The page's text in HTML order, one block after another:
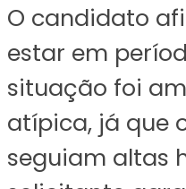
O candidato
estar em
situação foi
atípica, já que
seguiam altas